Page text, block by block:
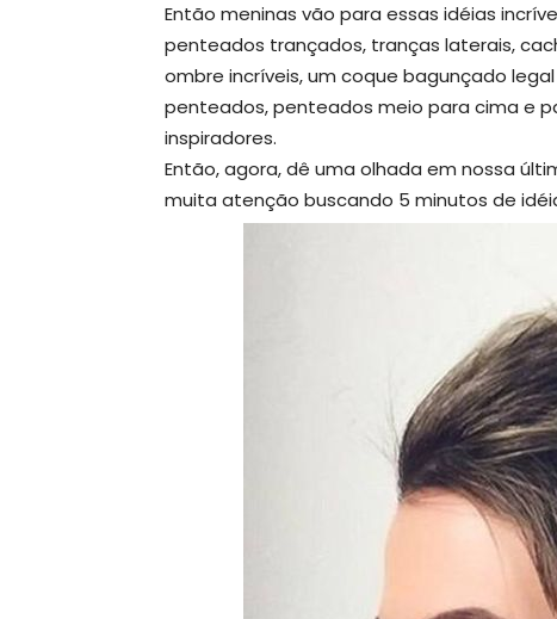
Então meninas vão para essas idéias
penteados trançados, tranças laterais,
ombre incríveis, um coque bagunçado
penteados, penteados meio para cima e
inspiradores.
Então, agora, dê uma olhada em nossa
muita atenção buscando 5 minutos de